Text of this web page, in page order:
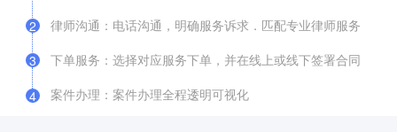
2
律师沟通：电话沟通，明确服务诉求．匹配专业律师服务
3
下单服务：选择对应服务下单，并在线上或线下签署合同
4 案件办理：案件办理全程逶明可视化